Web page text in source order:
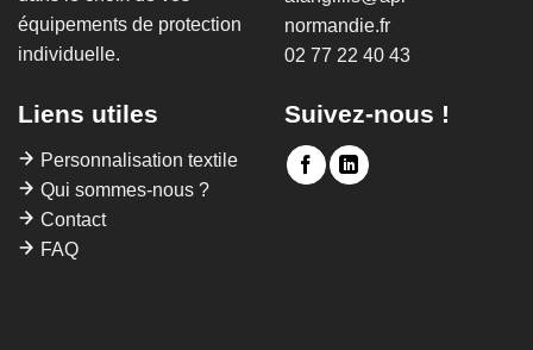
équipements de protection
individuelle.
normandie.fr
02 77 22 40 43
Liens utiles
Personnalisation textile
Qui sommes-nous ?
Contact
FAQ
Suivez-nous !